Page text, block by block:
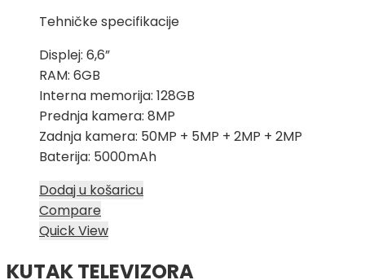
bila
je:
je:
Tehničke specifikacije
Displej: 6,6”
RAM: 6GB
Interna memorija: 128GB
Prednja kamera: 8MP
Zadnja kamera: 50MP + 5MP + 2MP + 2MP
Baterija: 5000mAh
Dodaj u košaricu
Compare
Quick View
KUTAK TELEVIZORA